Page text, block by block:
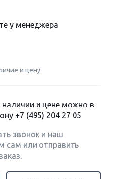
у менеджера
и цену
и цене можно в
+7 (495) 204 27 05
звонок и наш
сам или отправить